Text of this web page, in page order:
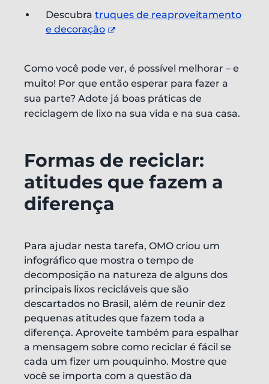
Descubra truques de reaproveitamento
e decoração
Como você pode ver, é possível melhorar – e
muito! Por que então esperar para fazer a
sua parte? Adote já boas práticas de
reciclagem de lixo na sua vida e na sua casa.
Formas de reciclar:
atitudes que fazem a
diferença
Para ajudar nesta tarefa, OMO criou um
infográfico que mostra o tempo de
decomposição na natureza de alguns dos
principais lixos recicláveis que são
descartados no Brasil, além de reunir dez
pequenas atitudes que fazem toda a
diferença. Aproveite também para espalhar
a mensagem sobre como reciclar é fácil se
cada um fizer um pouquinho. Mostre que
você se importa com a questão da